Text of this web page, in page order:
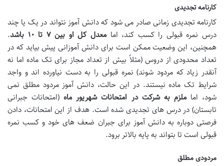
کارنامه تجدیدی
کارنامه تجدیدی زمانی صادر می شود که دانش آموز نتواند در یک یا چند
درس نمره قبولی را کسب کند، امامعدل کل او بین ۷ تا ۱۰ باشد
.
همچنین، این وضعیت ممکن است برای دانش آموزانی پیش بیاید که در
تعداد محدودی از دروس (مثلاً بیش از تعداد مجاز برای تک ماده اما نه
آنقدر زیاد که مردود شوند) نمره قبولی را به دست نیاورده اند و واجد
شرایط تک ماده نیستند. در این حالت، دانش آموز مردود مطلق نمی
شود، اماملزم به شرکت در امتحانات شهریور ماه(امتحانات جبرانی
تابستان) در درس های تجدیدی شده است. هدف از این امتحانات، دادن
فرصتی دوباره به دانش آموز برای جبران ضعف های خود و کسب نمره
قبولی است تا بتواند به پایه بالاتر برود.
مردودی مطلق